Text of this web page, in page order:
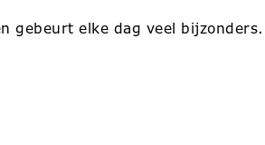
gebeurt elke dag veel